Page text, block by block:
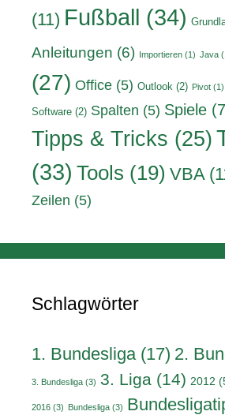
(11) Fußball (34)
Anleitungen (6) Importieren (1) Java
(27) Office (5) Outlook (2) Pivot (1)
Software (2) Spalten (5) Spiele
Tipps & Tricks (25)
(33) Tools (19) VBA
Zeilen (5)
Schlagwörter
1. Bundesliga(17) 2.
3. Bundesliga (3) 3. Liga (14) 2012
2016 (3) Bundesliga (3)